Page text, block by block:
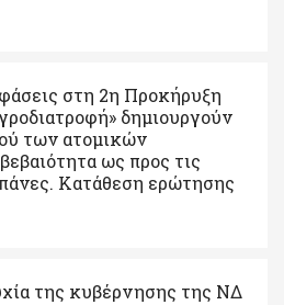
στη 2η Προκήρυξη
δημιουργούν
των ατομικών
ως προς τις
Κατάθεση ερώτησης
της κυβέρνησης της ΝΔ